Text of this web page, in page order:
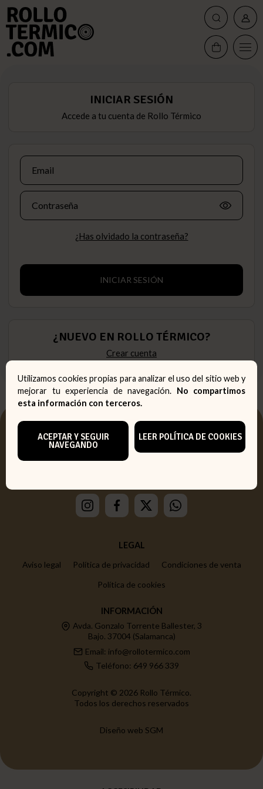
Utilizamos cookies propias para analizar el uso del sitio web y
mejorar tu experiencia de navegación. No compartimos
esta información con terceros.
ACEPTAR Y SEGUIR
NAVEGANDO
LEER POLÍTICA DE COOKIES
INICIAR SESIÓN
Accede a tu cuenta de Rollo Térmico
Email
Contraseña
¿Has olvidado la contraseña?
INICIAR SESIÓN
¿NUEVO EN ROLLO TÉRMICO?
Crear cuenta
LEGAL
Aviso legal Política de privacidad
Condiciones de venta
Política de cookies
INFORMACIÓN
Avda. Gonzalo Torrente Ballester, 3
Bajo. 37004 (Salamanca)
Email: info@rollotermico.com
Teléfono: 649 966 339
Copyright © 2026 Rollo Térmico.
Todos los derechos reservados
Diseño web SGM